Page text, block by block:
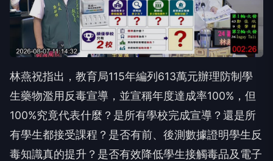
林燕祝指出，教育局115年編列613萬元辦理防制學
生藥物濫用反毒宣導，並宣稱年度達成率100%，但
100%究竟代表什麼？是所有學校完成宣導？還是所
有學生都接受課程？是否有前、後測數據證明學生反
毒知識真的提升？是否有效降低學生接觸毒品及電子